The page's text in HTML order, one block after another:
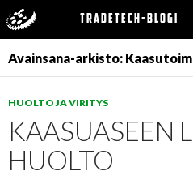
Tradetech-blogi
Haku
SIIRRY
SISÄLTÖÖN
Avainsana-arkisto:
HUOLTO JA VIRITYS
KAASUASEEN
HUOLTO